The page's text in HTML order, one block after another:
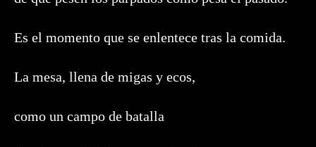
Es el momento que se enlentece tras la comida.
La mesa, llena de migas y ecos,
como un campo de batalla